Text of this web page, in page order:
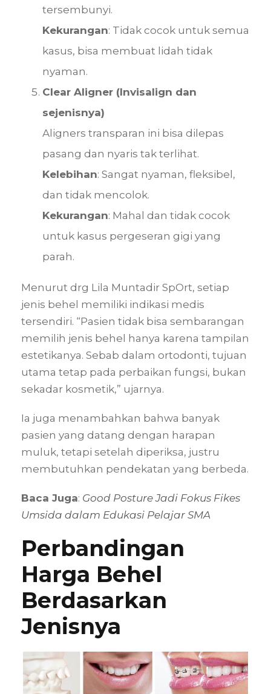
tersembunyi.
Kekurangan: Tidak cocok untuk semua
kasus, bisa membuat lidah tidak
nyaman.
Clear Aligner (Invisalign dan
sejenisnya)
Aligners transparan ini bisa dilepas
pasang dan nyaris tak terlihat.
Kelebihan: Sangat nyaman, fleksibel,
dan tidak mencolok.
Kekurangan: Mahal dan tidak cocok
untuk kasus pergeseran gigi yang
parah.
Menurut drg Lila Muntadir SpOrt, setiap
jenis behel memiliki indikasi medis
tersendiri. “Pasien tidak bisa sembarangan
memilih jenis behel hanya karena tampilan
estetikanya. Sebab dalam ortodonti, tujuan
utama tetap pada perbaikan fungsi, bukan
sekadar kosmetik,” ujarnya.
Ia juga menambahkan bahwa banyak
pasien yang datang dengan harapan
muluk, tetapi setelah diperiksa, justru
membutuhkan pendekatan yang berbeda.
Baca Juga: Good Posture Jadi Fokus Fikes
Umsida dalam Edukasi Pelajar SMA
Perbandingan
Harga Behel
Berdasarkan
Jenisnya